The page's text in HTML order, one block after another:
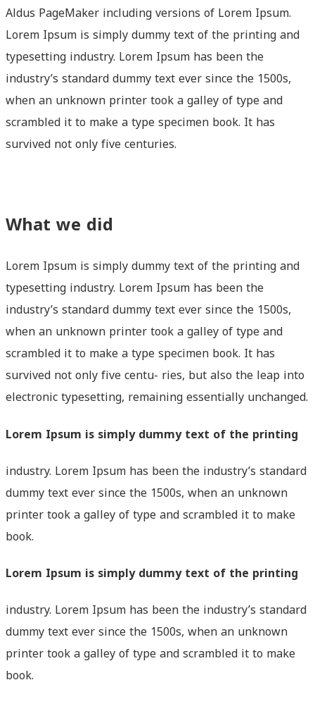
Aldus PageMaker including versions of Lorem Ipsum.
Lorem Ipsum is simply dummy text of the printing and
typesetting industry. Lorem Ipsum has been the
industry’s standard dummy text ever since the 1500s,
when an unknown printer took a galley of type and
scrambled it to make a type specimen book. It has
survived not only five centuries.
What we did
Lorem Ipsum is simply dummy text of the printing and
typesetting industry. Lorem Ipsum has been the
industry’s standard dummy text ever since the 1500s,
when an unknown printer took a galley of type and
scrambled it to make a type specimen book. It has
survived not only five centu- ries, but also the leap into
electronic typesetting, remaining essentially unchanged.
Lorem Ipsum is simply dummy text of the printing
industry. Lorem Ipsum has been the industry’s standard
dummy text ever since the 1500s, when an unknown
printer took a galley of type and scrambled it to make
book.
Lorem Ipsum is simply dummy text of the printing
industry. Lorem Ipsum has been the industry’s standard
dummy text ever since the 1500s, when an unknown
printer took a galley of type and scrambled it to make
book.